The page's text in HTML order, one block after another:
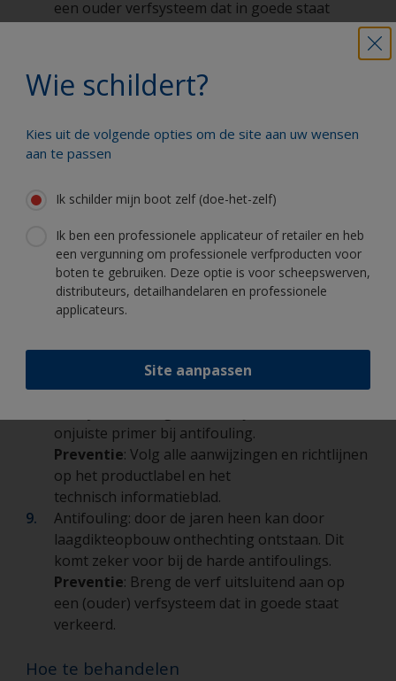
een ouder verfsysteem dat in goede staat
geschuurd wordt om gezondheids- en
veiligheidsredenen.
overmatig krimpen
Preventie
informatieblad.
(gelcoat), composiet boten met dunne
laminaten en karveel of overnaads gebouwde
houten boten.
Preventie : Wij adviseren een 1-component
systeem te gebruiken.
De aanwijzingen voor het overschilderen zijn
niet opgevolgd of er is een verkeerd
onjuiste primer bij antifouling.
Preventie: Volg alle aanwijzingen en richtlijnen
op het productlabel en het
technisch informatieblad.
Antifouling: door de jaren heen kan door
laagdikteopbouw onthechting ontstaan. Dit
komt zeker voor bij de harde antifoulings.
Preventie: Breng de verf uitsluitend aan op
een (ouder) verfsysteem dat in goede staat
verkeerd.
Hoe te behandelen
Wie schildert?
Kies uit de volgende opties om de site aan uw wensen
aan te passen
Ik schilder mijn boot zelf (doe-het-zelf)
Ik ben een professionele applicateur of retailer en heb
een vergunning om professionele verfproducten voor
boten te gebruiken. Deze optie is voor scheepswerven,
distributeurs, detailhandelaren en professionele
applicateurs.
Site aanpassen